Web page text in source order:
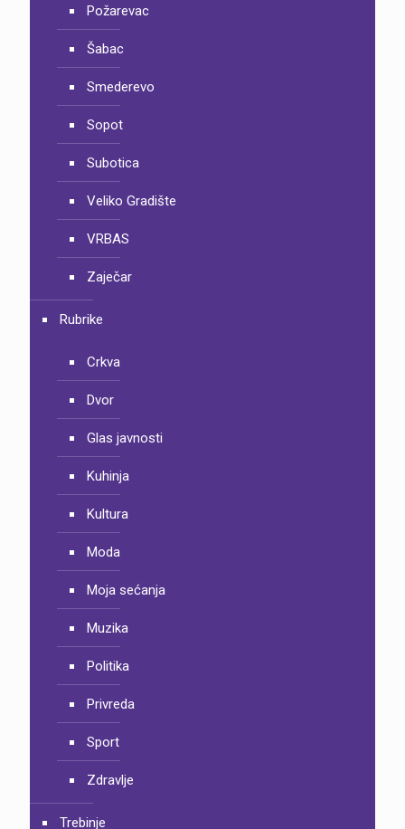
Požarevac
Šabac
Smederevo
Sopot
Subotica
Veliko Gradište
VRBAS
Zaječar
Rubrike
Crkva
Dvor
Glas javnosti
Kuhinja
Kultura
Moda
Moja sećanja
Muzika
Politika
Privreda
Sport
Zdravlje
Trebinje